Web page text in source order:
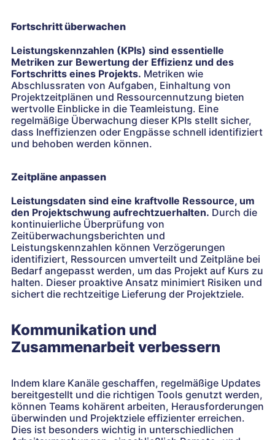
Fortschritt überwachen
Leistungskennzahlen (KPIs) sind essentielle
Metriken zur Bewertung der Effizienz und des
Fortschritts eines Projekts. Metriken wie
Abschlussraten von Aufgaben, Einhaltung von
Projektzeitplänen und Ressourcennutzung bieten
wertvolle Einblicke in die Teamleistung. Eine
regelmäßige Überwachung dieser KPIs stellt sicher,
dass Ineffizienzen oder Engpässe schnell identifiziert
und behoben werden können.
Zeitpläne anpassen
Leistungsdaten sind eine kraftvolle Ressource, um
den Projektschwung aufrechtzuerhalten. Durch die
kontinuierliche Überprüfung von
Zeitüberwachungsberichten und
Leistungskennzahlen können Verzögerungen
identifiziert, Ressourcen umverteilt und Zeitpläne bei
Bedarf angepasst werden, um das Projekt auf Kurs zu
halten. Dieser proaktive Ansatz minimiert Risiken und
sichert die rechtzeitige Lieferung der Projektziele.
Kommunikation und
Zusammenarbeit verbessern
Indem klare Kanäle geschaffen, regelmäßige Updates
bereitgestellt und die richtigen Tools genutzt werden,
können Teams kohärent arbeiten, Herausforderungen
überwinden und Projektziele effizienter erreichen.
Dies ist besonders wichtig in unterschiedlichen